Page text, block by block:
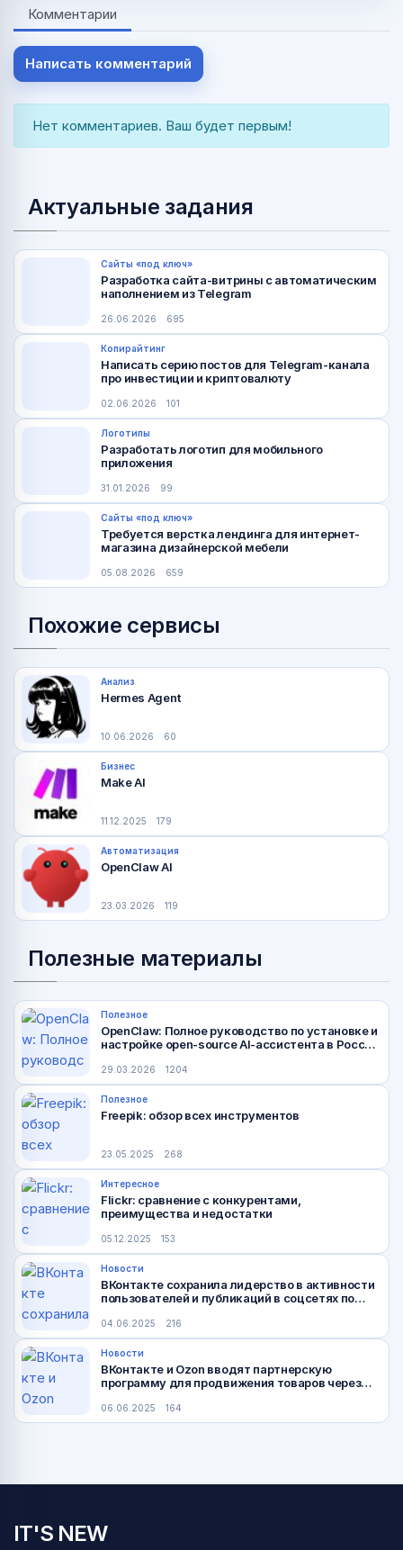
Комментарии
Написать комментарий
Нет комментариев. Ваш будет первым!
Актуальные задания
Сайты «под ключ»
Разработка сайта-витрины с автоматическим
наполнением из Telegram
26.06.2026 695
Копирайтинг
Написать серию постов для Telegram-канала
про инвестиции и криптовалюту
02.06.2026 101
Логотипы
Разработать логотип для мобильного
приложения
31.01.2026 99
Сайты «под ключ»
Требуется верстка лендинга для интернет-
магазина дизайнерской мебели
05.08.2026 659
Похожие сервисы
Анализ
Hermes Agent
10.06.2026 60
Бизнес
Make AI
11.12.2025 179
Автоматизация
OpenClaw AI
23.03.2026 119
Полезные материалы
Полезное
OpenClaw: Полное руководство по установке и
настройке open-source AI-ассистента в России
29.03.2026 1204
Полезное
Freepik: обзор всех инструментов
23.05.2025 268
Интересное
Flickr: сравнение с конкурентами,
преимущества и недостатки
05.12.2025 153
Новости
ВКонтакте сохранила лидерство в активности
пользователей и публикаций в соцсетях по
04.06.2025 216
Новости
ВКонтакте и Ozon вводят партнерскую
программу для продвижения товаров через
06.06.2025 164
IT'S NEW